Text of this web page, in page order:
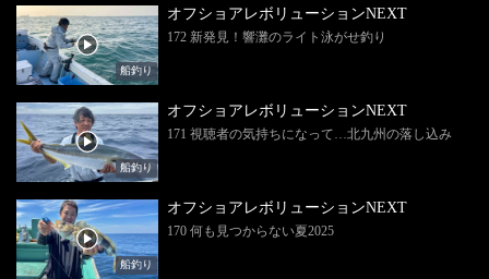
船釣り
オフショアレボリューションNEXT
172 新発見！響灘のライト泳がせ釣り
船釣り
オフショアレボリューションNEXT
171 視聴者の気持ちになって…北九州の落し込み
船釣り
オフショアレボリューションNEXT
170 何も見つからない夏2025